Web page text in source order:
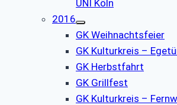
UNI Köln
2016
GK Weihnachtsfeier
GK Kulturkreis –
GK Herbstfahrt
GK Grillfest
GK Kulturkreis –